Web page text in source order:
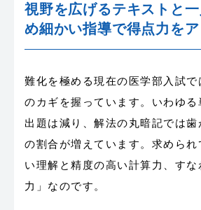
視野を広げるテキストと
め細かい指導で得点力をア
難化を極める現在の医学部入試
のカギを握っています。いわゆる
出題は減り、解法の丸暗記では歯
の割合が増えています。求められ
い理解と精度の高い計算力、す
力」なのです。